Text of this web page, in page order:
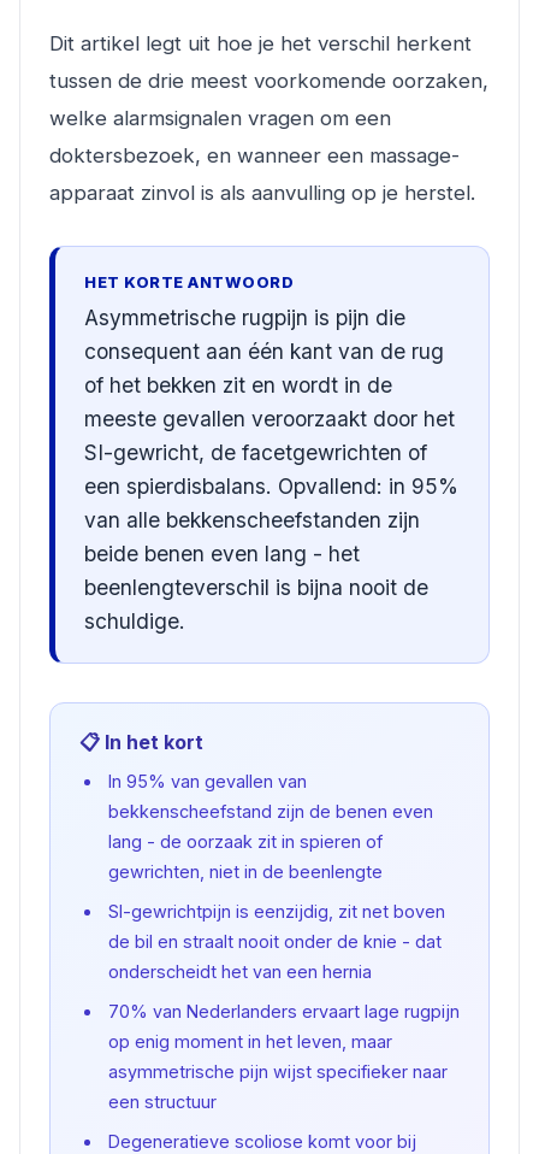
Dit artikel legt uit hoe je het verschil herkent
tussen de drie meest voorkomende oorzaken,
welke alarmsignalen vragen om een
doktersbezoek, en wanneer een massage-
apparaat zinvol is als aanvulling op je herstel.
HET KORTE ANTWOORD
Asymmetrische rugpijn is pijn die
consequent aan één kant van de rug
of het bekken zit en wordt in de
meeste gevallen veroorzaakt door het
SI-gewricht, de facetgewrichten of
een spierdisbalans. Opvallend: in 95%
van alle bekkenscheefstanden zijn
beide benen even lang - het
beenlengteverschil is bijna nooit de
schuldige.
📋 In het kort
In 95% van gevallen van
bekkenscheefstand zijn de benen even
lang - de oorzaak zit in spieren of
gewrichten, niet in de beenlengte
SI-gewrichtpijn is eenzijdig, zit net boven
de bil en straalt nooit onder de knie - dat
onderscheidt het van een hernia
70% van Nederlanders ervaart lage rugpijn
op enig moment in het leven, maar
asymmetrische pijn wijst specifieker naar
een structuur
Degeneratieve scoliose komt voor bij